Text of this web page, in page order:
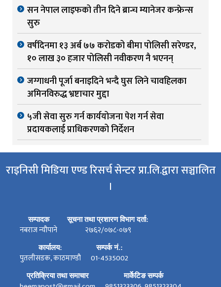
सन नेपाल लाइफको तीन दिने ब्रान्च म्यानेजर कन्फ्रेन्स
सुरु
वर्षदिनमा १३ अर्ब ७७ करोडको बीमा पोलिसी सरेण्डर,
१० लाख ३० हजार पोलिसी नवीकरण नै भएनन्
जग्गाधनी पूर्जा बनाइदिने भन्दै घुस लिने चावहिलका
अमिनविरुद्ध भ्रष्टाचार मुद्दा
५जी सेवा सुरु गर्न कार्ययोजना पेश गर्न सेवा
प्रदायकलाई प्राधिकरणको निर्देशन
राइनिसी मिडिया एण्ड रिसर्च सेन्टर प्रा.लि.द्वारा सञ्चालित
।
सम्पादक
नबराज न्यौपाने
सूचना तथा प्रशारण विभाग दर्ता:
२७६२/०७८-०७९
कार्यालय:
पुतलीसडक, काठमाण्डौ
सम्पर्क नं.:
01-4535002
प्रतिक्रिया तथा समाचार मार्केटिङ सम्पर्क